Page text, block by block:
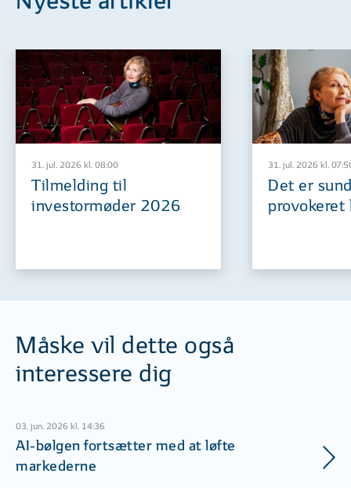
31. jul. 2026 kl. 08:00
Tilmelding til
investormøder 2026
31. jul. 2026 kl.
Det er
provokeret
Måske vil dette også
interessere dig
03. jun. 2026 kl. 14:36
AI-bølgen fortsætter med at løfte
markederne